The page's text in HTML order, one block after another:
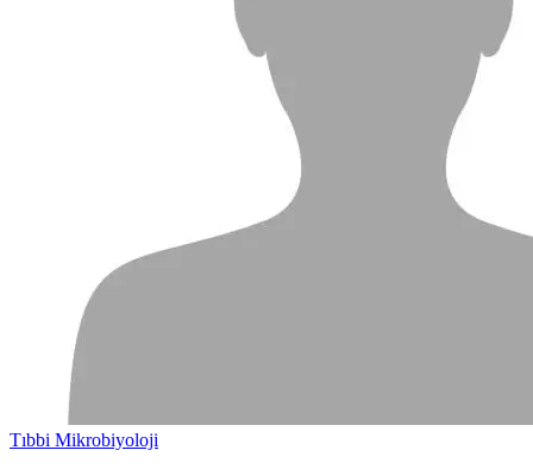
Tıbbi Mikrobiyoloji